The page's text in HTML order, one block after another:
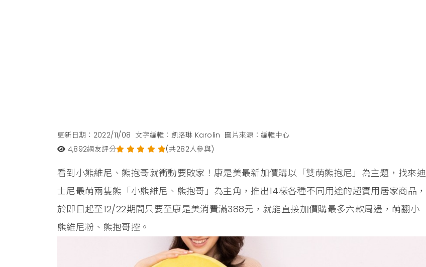
更新日期：2022/11/08 文字編輯：凱洛琳 Karolin 圖片來源：編輯中心
4,892網友評分 (共282人參與)
看到小熊維尼、熊抱哥就衝動要敗家！康是美最新加價購以「雙萌熊抱尼」為主題，找來迪
士尼最萌兩隻熊「小熊維尼、熊抱哥」為主角，推出14樣各種不同用途的超實用居家商品，
於即日起至12/22期間只要至康是美消費滿388元，就能直接加價購最多六款周邊，萌翻小
熊維尼粉、熊抱哥控。